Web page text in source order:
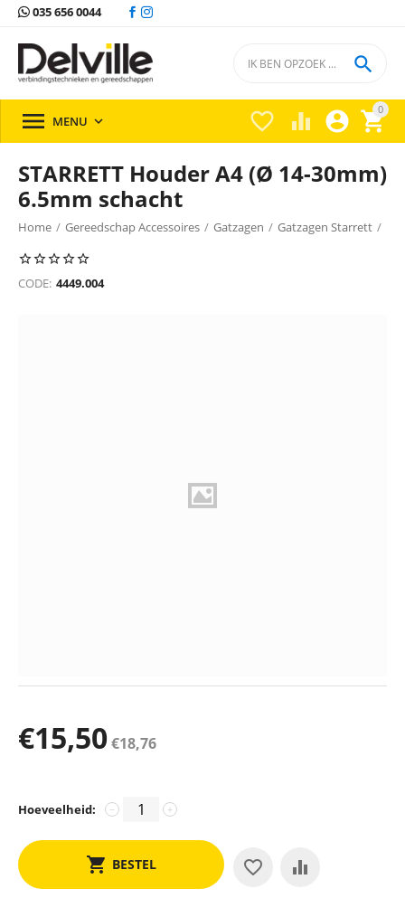
035 656 0044
0


 

 MENU 
STARRETT Houder A4 (Ø 14-30mm)
6.5mm schacht
Home / Gereedschap Accessoires / Gatzagen / Gatzagen Starrett /
CODE: 4449.004
€15,50€18,76
Hoeveelheid: +
−
BESTEL